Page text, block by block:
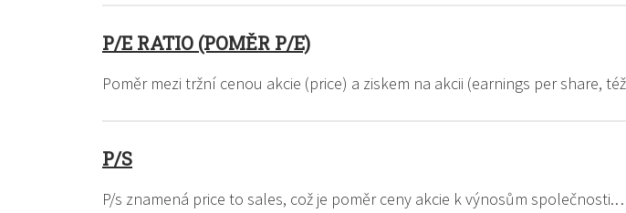
P/E RATIO (POMĚR P/E)
Poměr mezi tržní cenou akcie (price) a ziskem na akcii (earnings per share,
P/S
P/s znamená price to sales, což je poměr ceny akcie k výnosům